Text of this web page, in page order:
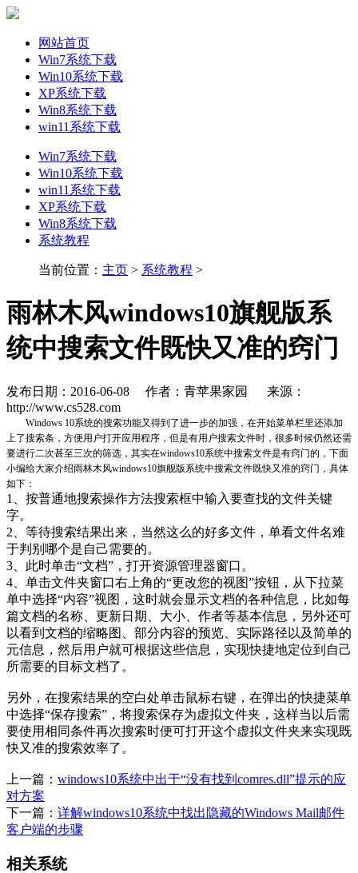
网站首页
Win7系统下载
Win10系统下载
XP系统下载
Win8系统下载
win11系统下载
Win7系统下载
Win10系统下载
win11系统下载
XP系统下载
Win8系统下载
系统教程
当前位置： 主页 > 系统教程 >
雨林木风windows10旗舰版系
统中搜索文件既快又准的窍门
发布日期：2016-06-08 作者：青苹果家园
来源：
http://www.cs528.com
Windows 10系统的搜索功能又得到了进一步的加强，在开始菜单栏里还添加
上了搜索条，方便用户打开应用程序，但是有用户搜索文件时，很多时候仍然还需
要进行二次甚至三次的筛选，其实在windows10系统中搜索文件是有窍门的，下面
小编给大家介绍雨林木风windows10旗舰版系统中搜索文件既快又准的窍门，具体
如下：
1、按普通地搜索操作方法搜索框中输入要查找的文件关键
字。
2、等待搜索结果出来，当然这么的好多文件，单看文件名难
于判别哪个是自己需要的。
3、此时单击“文档”，打开资源管理器窗口。
4、单击文件夹窗口右上角的“更改您的视图”按钮，从下拉菜
单中选择“内容”视图，这时就会显示文档的各种信息，比如每
篇文档的名称、更新日期、大小、作者等基本信息，另外还可
以看到文档的缩略图、部分内容的预览、实际路径以及简单的
元信息，然后用户就可根据这些信息，实现快捷地定位到自己
所需要的目标文档了。
另外，在搜索结果的空白处单击鼠标右键，在弹出的快捷菜单
中选择“保存搜索”，将搜索保存为虚拟文件夹，这样当以后需
要使用相同条件再次搜索时便可打开这个虚拟文件夹来实现既
快又准的搜索效率了。
上一篇： windows10系统中出于“没有找到comres.dll”提示的应
对方案
下一篇： 详解windows10系统中找出隐藏的Windows Mail邮件
客户端的步骤
相关系统